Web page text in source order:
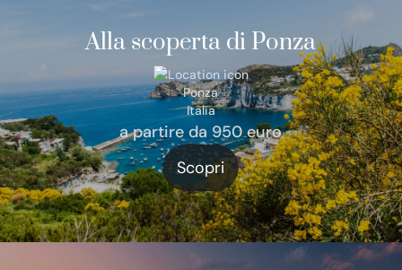
Alla scoperta di Ponza
Ponza
Italia
a partire da 950 euro
Scopri